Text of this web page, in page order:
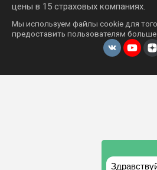
цены в 15 страховых компаниях.
Мы используем файлы cookie для
предоставить пользователям